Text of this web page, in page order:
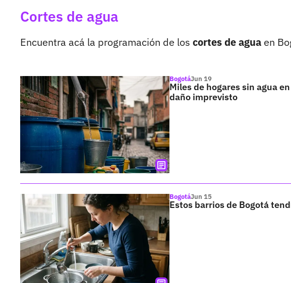
Cortes de agua
Encuentra acá la programación de los cortes de agua en
BogotáJun 19
Miles de hogares sin agua
daño imprevisto
BogotáJun 15
Estos barrios de Bogotá